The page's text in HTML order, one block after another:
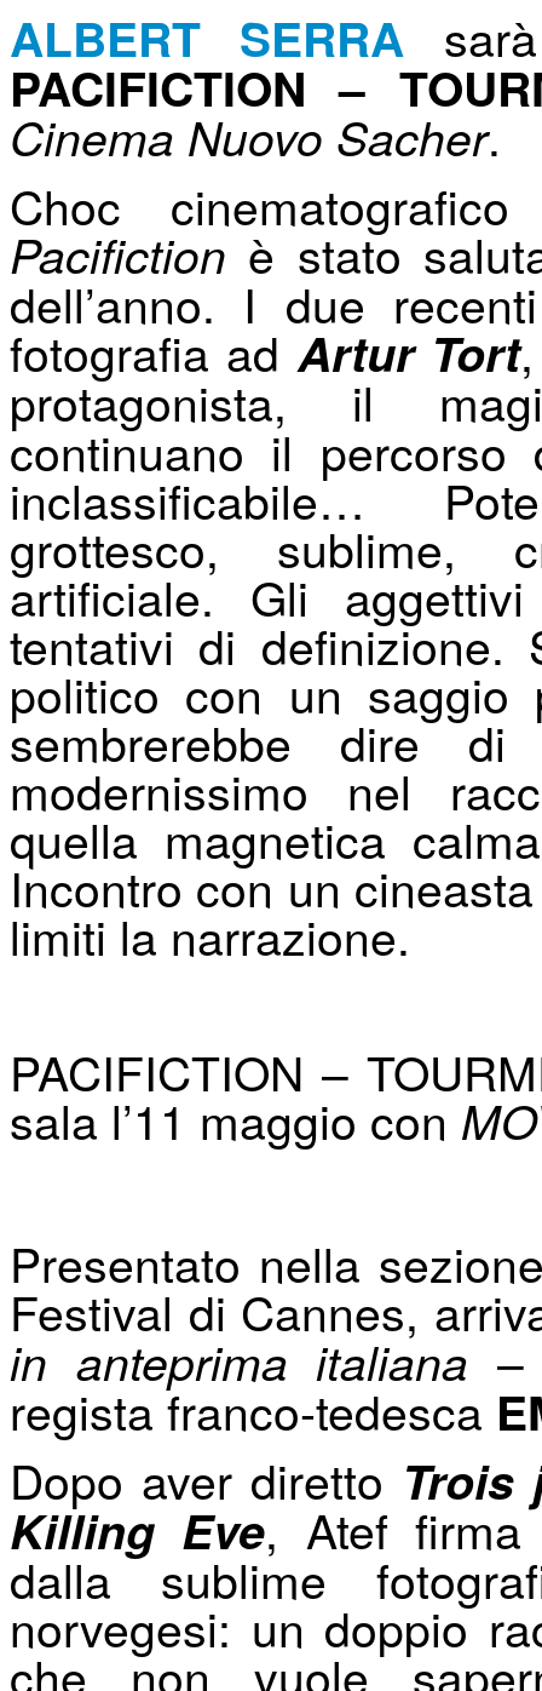
ALBERT SERRA
PACIFICTION –
Cinema Nuovo Sacher.
Choc
Pacifiction è stato
dell’anno. I due
fotografia ad Artur Tort
protagonista, il
continuano il
inclassificabile…
grottesco, sublime,
artificiale. Gli
tentativi di definizione.
politico con un saggio
sembrerebbe dire
modernissimo nel
quella magnetica
Incontro con un
limiti la narrazione.
PACIFICTION –
sala l’11 maggio con
Presentato nella
Festival di Cannes,
in anteprima italiana
regista franco-tedesca
Dopo aver diretto Trois
Killing Eve, Atef firma
dalla sublime
norvegesi: un doppio
che non vuole